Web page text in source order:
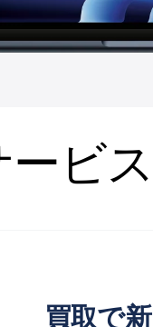
ビス
買取で